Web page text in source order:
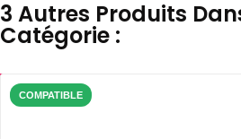
3 Autres Produits
Catégorie :
COMPATIBLE